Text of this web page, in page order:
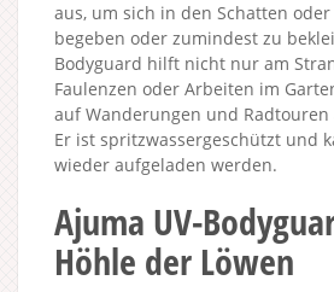
aus, um sich in den Schatten
begeben oder zumindest zu
Bodyguard hilft nicht nur am
Faulenzen oder Arbeiten im
auf Wanderungen und
Er ist spritzwassergeschützt und
wieder aufgeladen werden.
Ajuma UV-
Höhle der Löwen